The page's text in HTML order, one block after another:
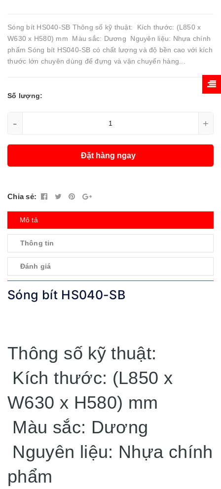
Sóng bít HS040-SB Thông số kỹ thuật: Kích thước: (L850 x
W630 x H580) mm Màu sắc: Dương Nguyên liệu: Nhựa chính
phẩm Sóng bít HS040-SB có chất lượng và độ bền cao với kích
thước lớn chuyên dùng để đựng và vận chuyển hàng...
Số lượng:
- +
Đặt hàng ngay
Chia sẻ:
Mô tả
Thông tin
Đánh giá
Sóng bít HS040-SB
Thông số kỹ thuật:
Kích thước: (L850 x
W630 x H580) mm
Màu sắc: Dương
Nguyên liệu: Nhựa chính
phẩm